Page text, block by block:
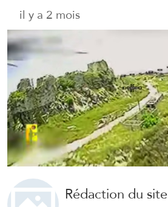
il y a 2 mois
Rédaction du site